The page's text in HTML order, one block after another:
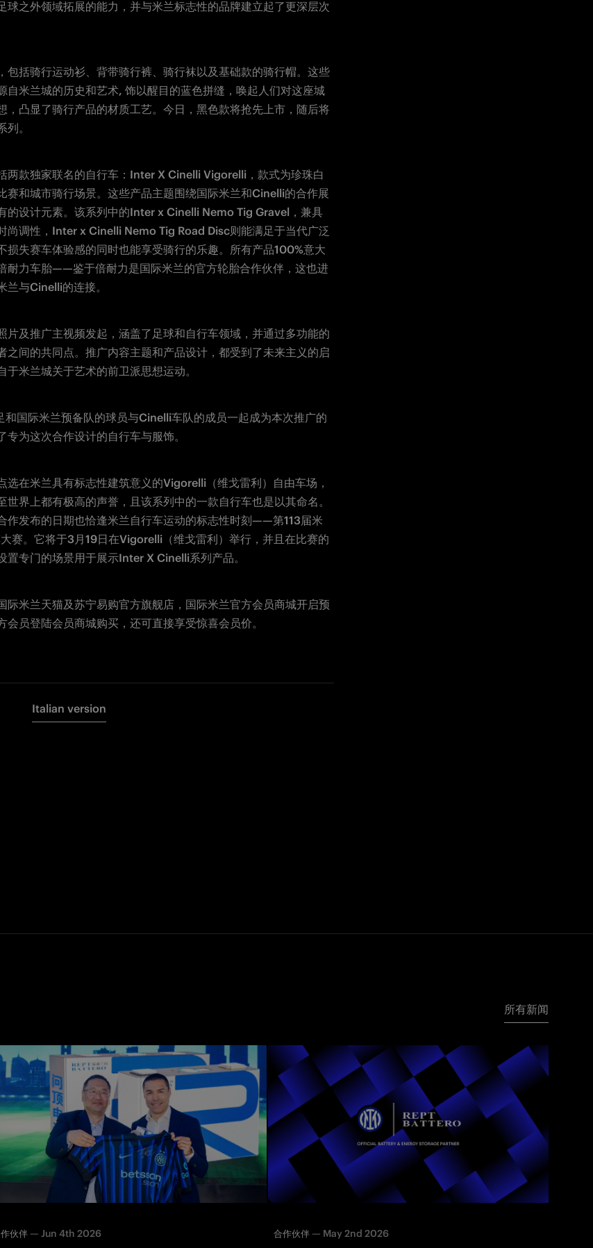
球之外领域拓展的能力，并与米兰标志性的品牌建立起了更深层次
包括骑行运动衫、背带骑行裤、骑行袜以及基础款的骑行帽。这些
自米兰城的历史和艺术, 饰以醒目的蓝色拼缝，唤起人们对这座城
，凸显了骑行产品的材质工艺。今日，黑色款将抢先上市，随后将
。
两款独家联名的自行车：Inter X Cinelli Vigorelli，款式为珍珠白
赛和城市骑行场景。这些产品主题围绕国际米兰和Cinelli的合作展
的设计元素。该系列中的Inter x Cinelli Nemo Tig Gravel，兼具
尚调性，Inter x Cinelli Nemo Tig Road Disc则能满足于当代广泛
损失赛车体验感的同时也能享受骑行的乐趣。所有产品100%意大
耐力车胎——鉴于倍耐力是国际米兰的官方轮胎合作伙伴，这也进
兰与Cinelli的连接。
片及推广主视频发起，涵盖了足球和自行车领域，并通过多功能的
之间的共同点。推广内容主题和产品设计，都受到了未来主义的启
于米兰城关于艺术的前卫派思想运动。
和国际米兰预备队的球员与Cinelli车队的成员一起成为本次推广的
专为这次合作设计的自行车与服饰。
选在米兰具有标志性建筑意义的Vigorelli（维戈雷利）自由车场，
世界上都有极高的声誉，且该系列中的一款自行车也是以其命名。
作发布的日期也恰逢米兰自行车运动的标志性时刻——第113届米
赛。它将于3月19日在Vigorelli（维戈雷利）举行，并且在比赛的
置专门的场景用于展示Inter X Cinelli系列产品。
际米兰天猫及苏宁易购官方旗舰店，国际米兰官方会员商城开启预
会员登陆会员商城购买，还可直接享受惊喜会员价。
Italian version
所有新闻
伙伴 — Jun 4th 2026 合作伙伴 — May 2nd 2026